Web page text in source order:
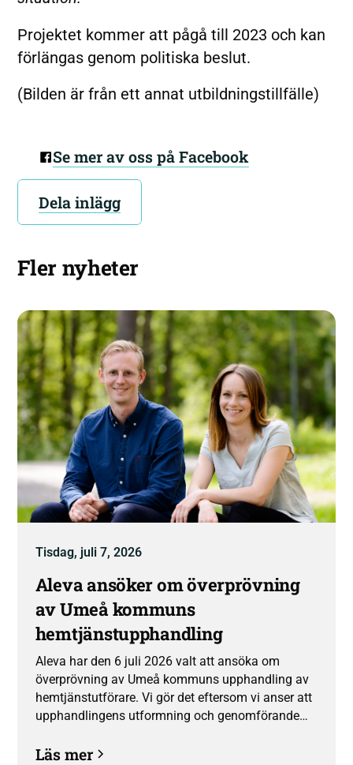
Fler nyheter
Projektet kommer att pågå till 2023 och kan
förlängas genom politiska beslut.
(Bilden är från ett annat utbildningstillfälle)
Se mer av oss på Facebook
Dela inlägg
Tisdag, juli 7, 2026
Aleva ansöker om överprövning
av Umeå kommuns
hemtjänstupphandling
Aleva har den 6 juli 2026 valt att ansöka om
överprövning av Umeå kommuns upphandling av
hemtjänstutförare. Vi gör det eftersom vi anser att
upphandlingens utformning och genomförande
Läs mer